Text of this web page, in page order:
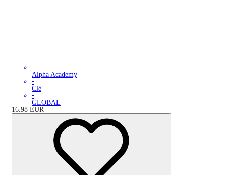
Alpha Academy
•
Clé
•
GLOBAL
16.98 EUR